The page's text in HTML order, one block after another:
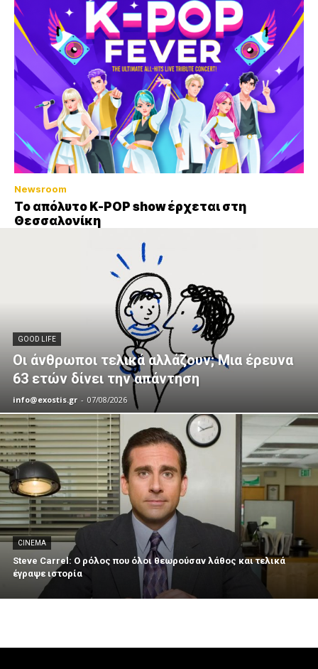
Newsroom
Το απόλυτο K-POP show έρχεται στη
Θεσσαλονίκη
GOOD LIFE
Οι άνθρωποι τελικά αλλάζουν; Μια έρευνα
63 ετών δίνει την απάντηση
info@exostis.gr - 07/08/2026
CINEMA
Steve Carrel: Ο ρόλος που όλοι θεωρούσαν λάθος και τελικά
έγραψε ιστορία